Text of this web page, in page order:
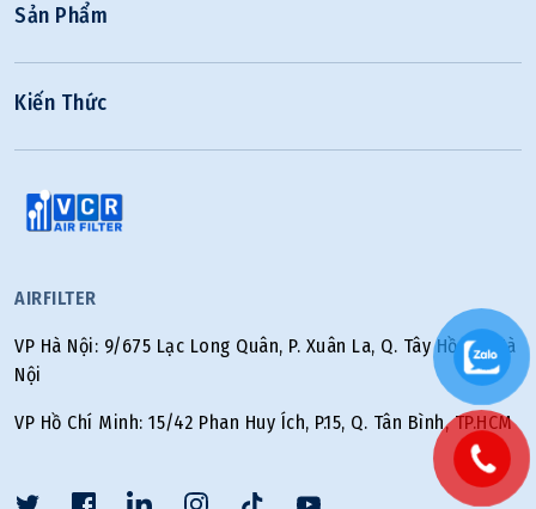
Sản Phẩm
Kiến Thức
AIRFILTER
VP Hà Nội: 9/675 Lạc Long Quân, P. Xuân La, Q. Tây Hồ, TP. Hà
Nội
VP Hồ Chí Minh: 15/42 Phan Huy Ích, P.15, Q. Tân Bình, TP.HCM